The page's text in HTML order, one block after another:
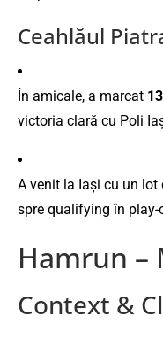
Ceahlăul
În amicale, a marcat
victoria clară cu Poli
A venit la Iași cu un
spre qualifying în
Hamrun –
Context &